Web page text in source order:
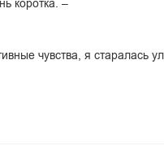
коротка. –
чувства, я старалась